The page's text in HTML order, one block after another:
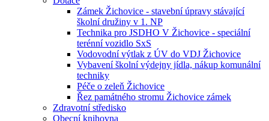
Zámek Žichovice - stavební úpravy stávající
školní družiny v 1. NP
Technika pro JSDHO V Žichovice - speciální
terénní vozidlo SxS
Vodovodní výtlak z ÚV do VDJ Žichovice
Vybavení školní výdejny jídla, nákup komunální
techniky
Péče o zeleň Žichovice
Řez památného stromu Žichovice zámek
Zdravotní středisko
Obecní knihovna